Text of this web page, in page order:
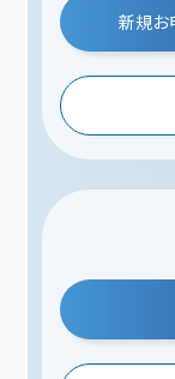
新規お